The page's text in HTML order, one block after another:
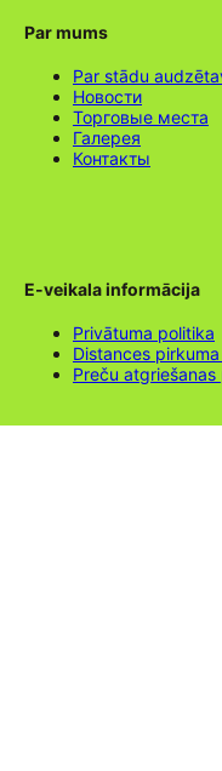
Par mums
Par stādu
Новости
Торговые места
Галерея
Контакты
E-veikala informācija
Privātuma politika
Distances
Preču atgriešanas